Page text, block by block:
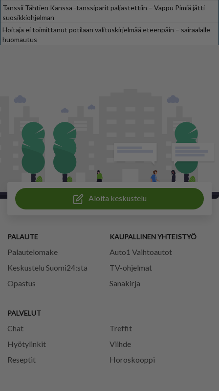
Tanssii Tähtien Kanssa -tanssiparit paljastettiin – Vappu Pimiä jätti
suosikkiohjelman
Hoitaja ei toimittanut potilaan valituskirjelmää eteenpäin – sairaalalle
huomautus
Aloita keskustelu
PALAUTE
Palautelomake
Keskustelu Suomi24:sta
Opastus
PALVELUT
Chat
Treffit
Hyötylinkit
Viihde
Reseptit
Horoskooppi
KAUPALLINEN YHTEISTYÖ
Auto1 Vaihtoautot
TV-ohjelmat
Sanakirja